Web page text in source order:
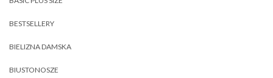
BESTSELLERY
BIELIZNA DAMSKA
BIUSTONOSZE